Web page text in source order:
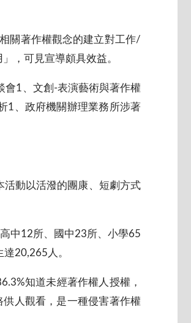
關著作權觀念的建立對工作/
，可見宣導頗具效益。
會1、文創-表演藝術與著作權
1、政府機關辦理業務所涉著
動以活潑的團康、短劇方式
中12所、國中23所、小學65
20,265人。
知道未經著作權人授權，
人觀看，是一種侵害著作權